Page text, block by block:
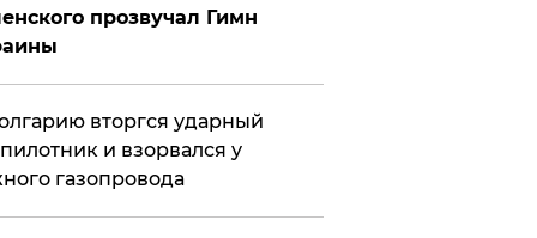
прозвучал Гимн
вторгся ударный
и взорвался у
газопровода